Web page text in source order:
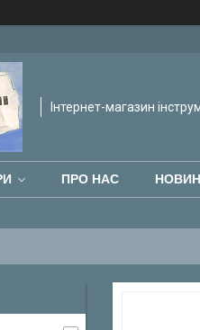
Інтернет-магазин
ПРО НАС